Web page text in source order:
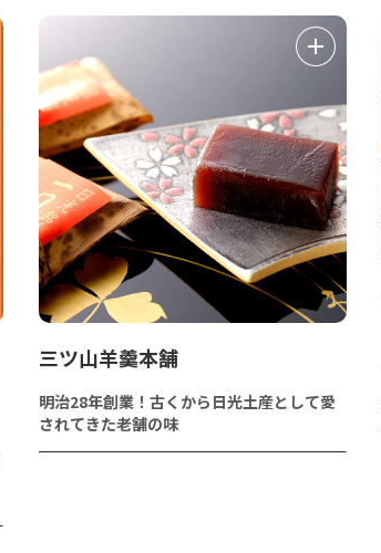
三ツ山羊羹本舗
明治28年創業！古くから日光土産として愛
されてきた老舗の味